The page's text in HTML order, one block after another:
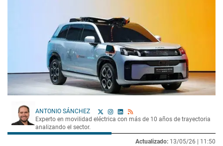
ANTONIO SÁNCHEZ
Experto en movilidad eléctrica con más de 10 años de trayectoria
analizando el sector.
Actualizado: 13/05/26 | 11:50